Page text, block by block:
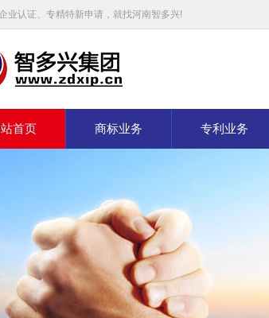
业认证、专精特新申请，就找河南智多兴!
首页 商标业务 专利业务